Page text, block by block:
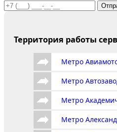
Территория работы
Метро
Метро
Метро
Метро